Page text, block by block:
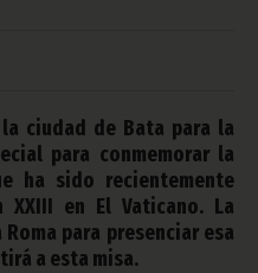
ciudad de Bata para la
para conmemorar la
ha sido recientemente
XXIII en El Vaticano. La
para presenciar esa
a esta misa.